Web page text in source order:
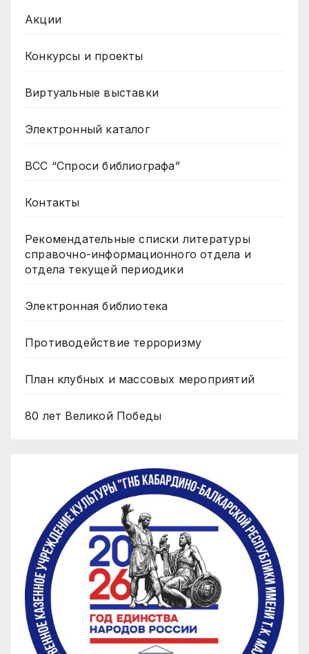
Акции
Конкурсы и проекты
Виртуальные выставки
Электронный каталог
ВСС “Спроси библиографа”
Контакты
Рекомендательные списки литературы
справочно-информационного отдела и
отдела текущей периодики
Электронная библиотека
Противодействие терроризму
План клубных и массовых мероприятий
80 лет Великой Победы